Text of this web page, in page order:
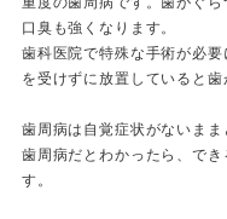
口臭も強くなります。
歯科医院で特殊な手術が必
を受けずに放置していると歯
歯周病は自覚症状がないまま
歯周病だとわかったら、で
す。